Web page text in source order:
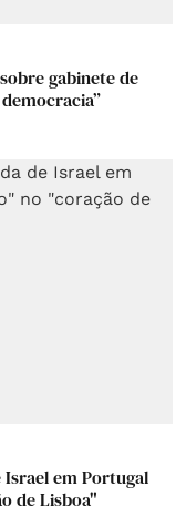
gabinete de
em Portugal
de Lisboa"